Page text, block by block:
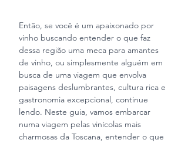
Então, se você é um apaixonado por
vinho buscando entender o que faz
dessa região uma meca para amantes
de vinho, ou simplesmente alguém em
busca de uma viagem que envolva
paisagens deslumbrantes, cultura rica e
gastronomia excepcional, continue
lendo. Neste guia, vamos embarcar
numa viagem pelas vinícolas mais
charmosas da Toscana, entender o que